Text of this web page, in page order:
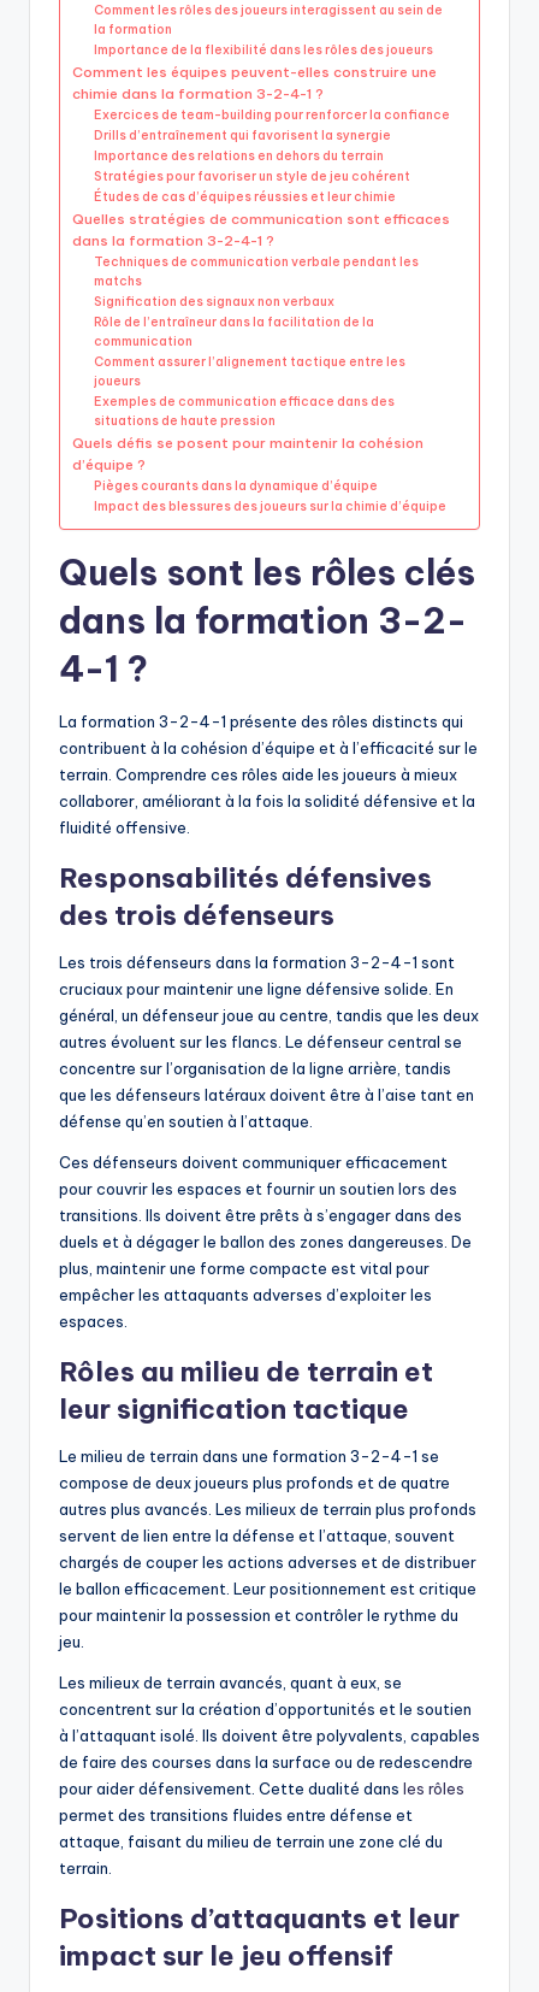
Comment les rôles des joueurs interagissent au sein de
la formation
Importance de la flexibilité dans les rôles des joueurs
Comment les équipes peuvent-elles construire une
chimie dans la formation 3-2-4-1 ?
Exercices de team-building pour renforcer la confiance
Drills d’entraînement qui favorisent la synergie
Importance des relations en dehors du terrain
Stratégies pour favoriser un style de jeu cohérent
Études de cas d’équipes réussies et leur chimie
Quelles stratégies de communication sont efficaces
dans la formation 3-2-4-1 ?
Techniques de communication verbale pendant les
matchs
Signification des signaux non verbaux
Rôle de l’entraîneur dans la facilitation de la
communication
Comment assurer l’alignement tactique entre les
joueurs
Exemples de communication efficace dans des
situations de haute pression
Quels défis se posent pour maintenir la cohésion
d’équipe ?
Pièges courants dans la dynamique d’équipe
Impact des blessures des joueurs sur la chimie d’équipe
Quels sont les rôles clés
dans la formation 3-2-
4-1 ?
La formation 3-2-4-1 présente des rôles distincts qui
contribuent à la cohésion d’équipe et à l’efficacité sur le
terrain. Comprendre ces rôles aide les joueurs à mieux
collaborer, améliorant à la fois la solidité défensive et la
fluidité offensive.
Responsabilités défensives
des trois défenseurs
Les trois défenseurs dans la formation 3-2-4-1 sont
cruciaux pour maintenir une ligne défensive solide. En
général, un défenseur joue au centre, tandis que les deux
autres évoluent sur les flancs. Le défenseur central se
concentre sur l’organisation de la ligne arrière, tandis
que les défenseurs latéraux doivent être à l’aise tant en
défense qu’en soutien à l’attaque.
Ces défenseurs doivent communiquer efficacement
pour couvrir les espaces et fournir un soutien lors des
transitions. Ils doivent être prêts à s’engager dans des
duels et à dégager le ballon des zones dangereuses. De
plus, maintenir une forme compacte est vital pour
empêcher les attaquants adverses d’exploiter les
espaces.
Rôles au milieu de terrain et
leur signification tactique
Le milieu de terrain dans une formation 3-2-4-1 se
compose de deux joueurs plus profonds et de quatre
autres plus avancés. Les milieux de terrain plus profonds
servent de lien entre la défense et l’attaque, souvent
chargés de couper les actions adverses et de distribuer
le ballon efficacement. Leur positionnement est critique
pour maintenir la possession et contrôler le rythme du
jeu.
Les milieux de terrain avancés, quant à eux, se
concentrent sur la création d’opportunités et le soutien
à l’attaquant isolé. Ils doivent être polyvalents, capables
de faire des courses dans la surface ou de redescendre
pour aider défensivement. Cette dualité dans les rôles
permet des transitions fluides entre défense et
attaque, faisant du milieu de terrain une zone clé du
terrain.
Positions d’attaquants et leur
impact sur le jeu offensif